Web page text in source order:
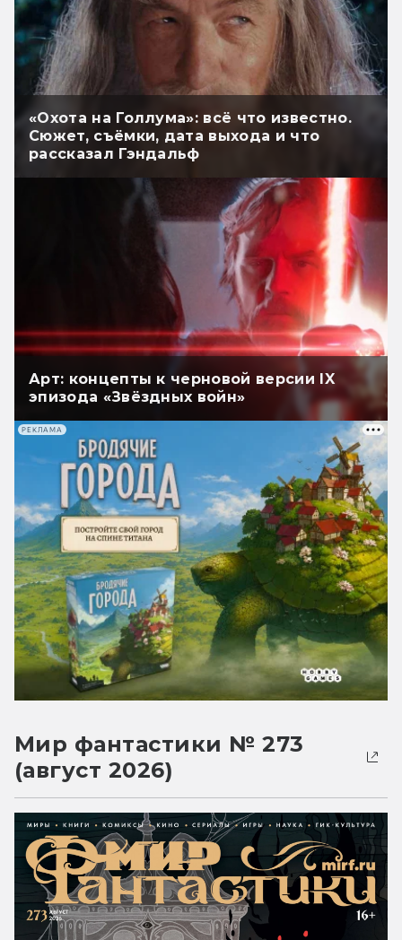
«Охота на Голлума»: всё что известно.
Сюжет, съёмки, дата выхода и что
рассказал Гэндальф
Арт: концепты к черновой версии IX
эпизода «Звёздных войн»
РЕКЛАМА
Мир фантастики № 273
(август 2026)